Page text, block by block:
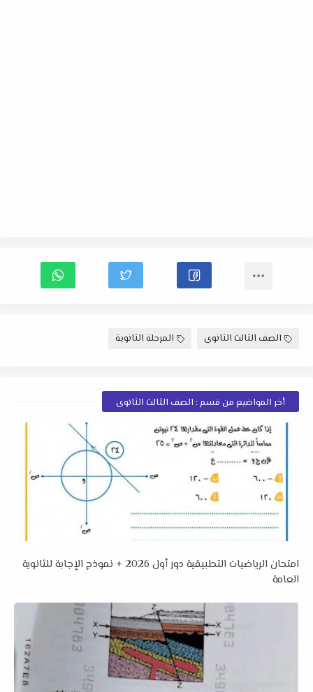
الصف الثالث الثانوى المرحلة الثانوية
أخر المواضيع من قسم : الصف الثالث الثانوى
امتحان الرياضيات التطبيقية دور أول 2026 + نموذج الإجابة للثانوية
العامة